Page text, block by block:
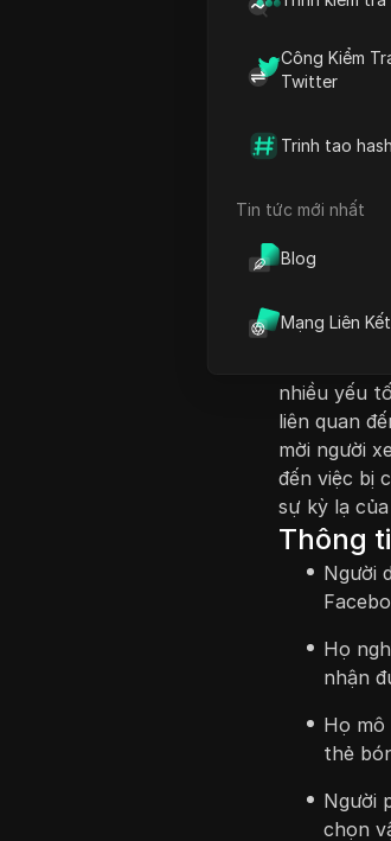
Công Kiểm
Twitter
Trinh tao
Tin tức mới nhất
Blog
Mạng Liên Kết
Trong bài
khi duyệt
thể bị cấm
thảo luận
các bài
nhiều yếu
liên quan
mời người
đến việc bị
sự kỳ lạ
Thông
Người
Họ
nhận
Họ mô
thẻ
Người
chọn